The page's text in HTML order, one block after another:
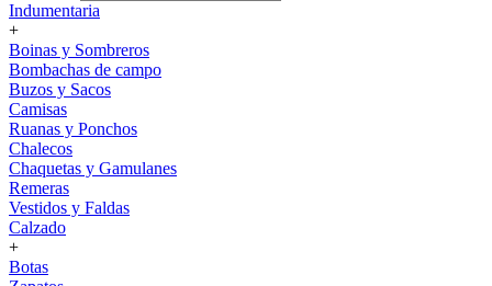
Indumentaria
+
Boinas y Sombreros
Bombachas de campo
Buzos y Sacos
Camisas
Ruanas y Ponchos
Chalecos
Chaquetas y Gamulanes
Remeras
Vestidos y Faldas
Calzado
+
Botas